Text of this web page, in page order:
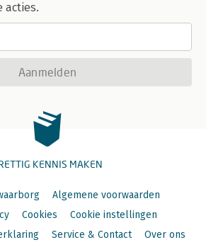
acties.
Aanmelden
KENNIS MAKEN
Algemene voorwaarden
Cookies
Cookie instellingen
Service & Contact Over ons